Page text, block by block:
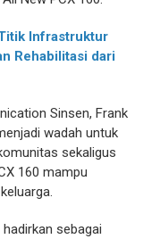
Infrastruktur
Rehabilitasi dari
Sinsen, Frank
wadah untuk
sekaligus
160 mampu
sebagai